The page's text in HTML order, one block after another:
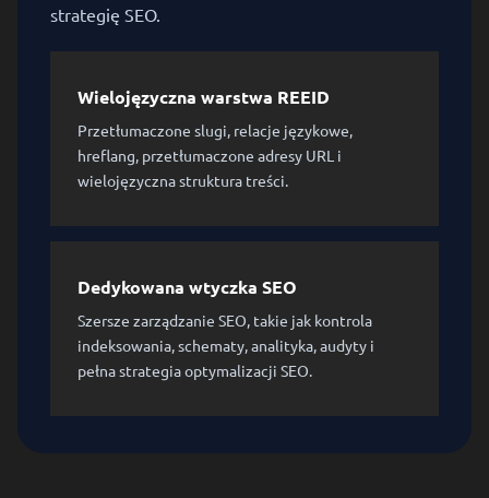
strategię SEO.
Wielojęzyczna warstwa REEID
Przetłumaczone slugi, relacje językowe,
hreflang, przetłumaczone adresy URL i
wielojęzyczna struktura treści.
Dedykowana wtyczka SEO
Szersze zarządzanie SEO, takie jak kontrola
indeksowania, schematy, analityka, audyty i
pełna strategia optymalizacji SEO.